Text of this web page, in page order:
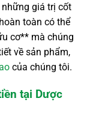
giá trị cốt
toàn có thể
cơ** mà chúng
về sản phẩm,
của chúng tôi.
tại Dược